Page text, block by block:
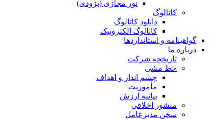
تور مجازی (بزودی)
کاتالوگ
دانلود کاتالوگ
کاتالوگ الکترونیک
گواهینامه و استانداردها
درباره ما
تاریخچه شرکت
خط مشی
چشم انداز و اهداف
مأموریت
بیانیه ارزش
منشور اخلاقی
سخن مدیرعامل